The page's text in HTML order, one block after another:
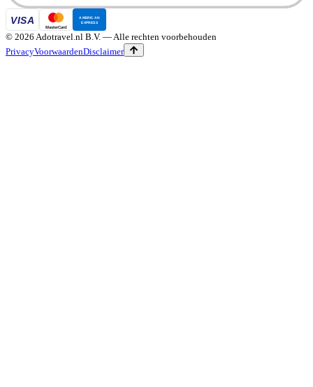
© 2026 Adotravel.nl B.V. — Alle rechten voorbehouden
PrivacyVoorwaardenDisclaimer